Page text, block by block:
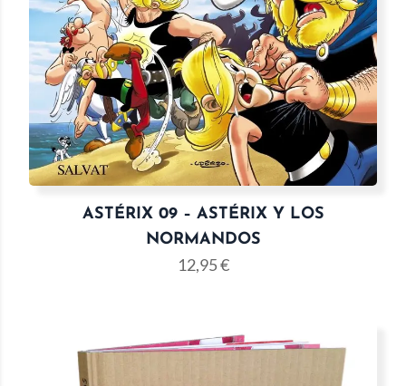
ASTÉRIX 09 – ASTÉRIX Y LOS
NORMANDOS
12,95€